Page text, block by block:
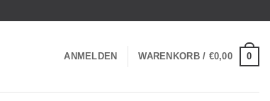
ANMELDEN WARENKORB / €0,00 0